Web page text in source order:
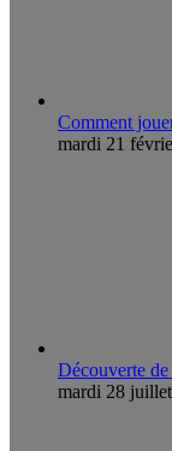
Comment
mardi 21
Découverte
mardi 28